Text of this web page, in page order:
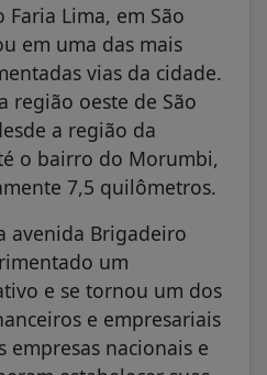
Lima, em São
em uma das mais
vias da cidade.
região oeste de São
a região da
o bairro do Morumbi,
7,5 quilômetros.
avenida Brigadeiro
um
e se tornou um dos
e empresariais
empresas nacionais e